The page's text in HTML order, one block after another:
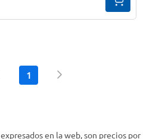
1
expresados en la web, son precios por